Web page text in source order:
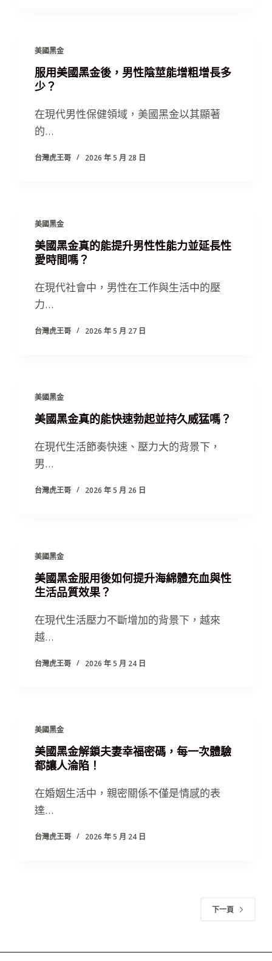
美國黑金
服用美國黑金後，男性陰莖能增粗增長多
少？
在現代男性保健領域，美國黑金以其顯著
的…
台灣虎王哥 2026 年 5 月 28 日
美國黑金
美國黑金真的能提升男性性能力並延長性
愛時間嗎？
在現代社會中，男性在工作與生活中的壓
力…
台灣虎王哥 2026 年 5 月 27 日
美國黑金
美國黑金真的能快速勃起並持久威猛嗎？
在現代生活節奏快速、壓力大的背景下，
男…
台灣虎王哥 2026 年 5 月 26 日
美國黑金
美國黑金服用後如何提升海綿體充血與性
生活品質效果？
在現代生活壓力不斷增加的背景下，越來
越…
台灣虎王哥 2026 年 5 月 24 日
美國黑金
美國黑金解鎖夫妻幸福密碼，每一次體驗
都讓人淪陷！
在婚姻生活中，親密關係不僅是情感的表
達…
台灣虎王哥 2026 年 5 月 24 日
下一頁